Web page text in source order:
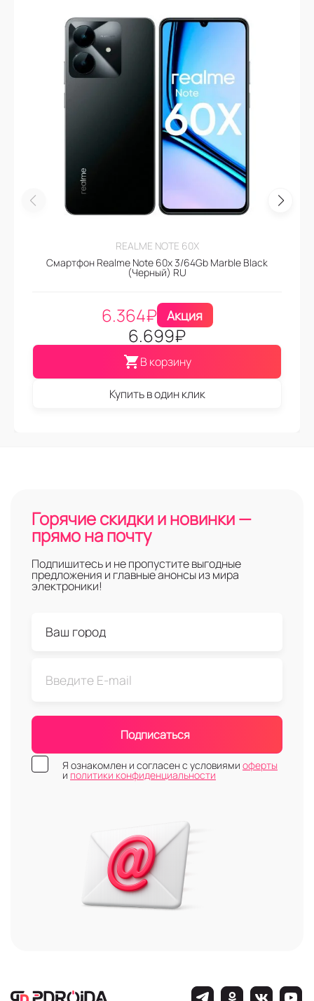
REALME NOTE 60X
Смартфон Realme Note 60x 3/64Gb Marble Black
(Черный) RU
6.364₽ Акция
6.699₽
В корзину
Купить в один клик
Горячие скидки и новинки —
прямо на почту
Подпишитесь и не пропустите выгодные
предложения и главные анонсы из мира
электроники!
Подписаться
Я ознакомлен и согласен с условиями оферты
и политики конфиденциальности